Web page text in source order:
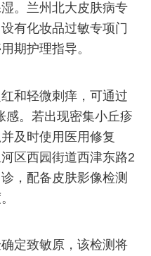
。兰州北大皮肤病专
有化妆品过敏专项门
期护理指导。
和轻微刺痒，可通过
。若出现密集小丘疹
及时使用医用修复
区西园街道西津东路2
，配备皮肤影像检测
定致敏原，该检测将